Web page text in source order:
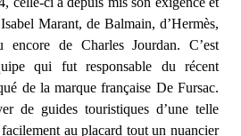
Marant, de Balmain, d’Hermès,
encore de Charles Jourdan. C’est
qui fut responsable du récent
de la marque française De Fursac.
de guides touristiques d’une telle
au placard tout un nuancier